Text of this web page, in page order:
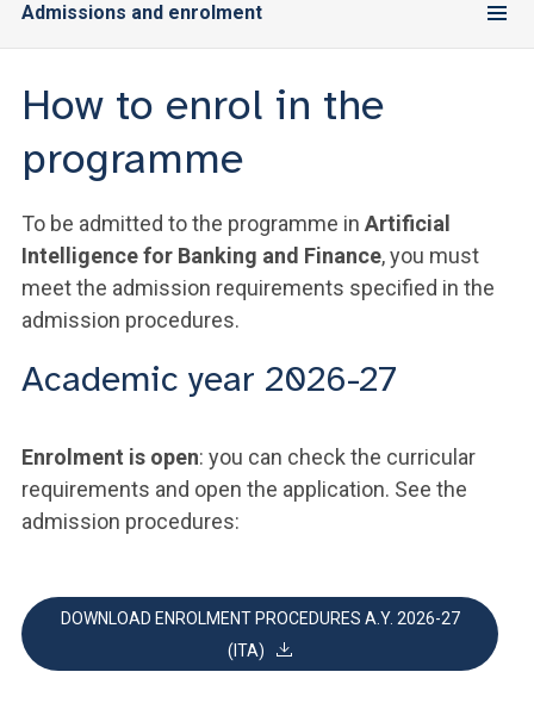
Admissions and enrolment
How to enrol in the
programme
To be admitted to the programme in Artificial
Intelligence for Banking and Finance, you must
meet the admission requirements specified in the
admission procedures.
Academic year 2026-27
Enrolment is open: you can check the curricular
requirements and open the application. See the
admission procedures:
DOWNLOAD ENROLMENT PROCEDURES A.Y. 2026-27
(ITA)